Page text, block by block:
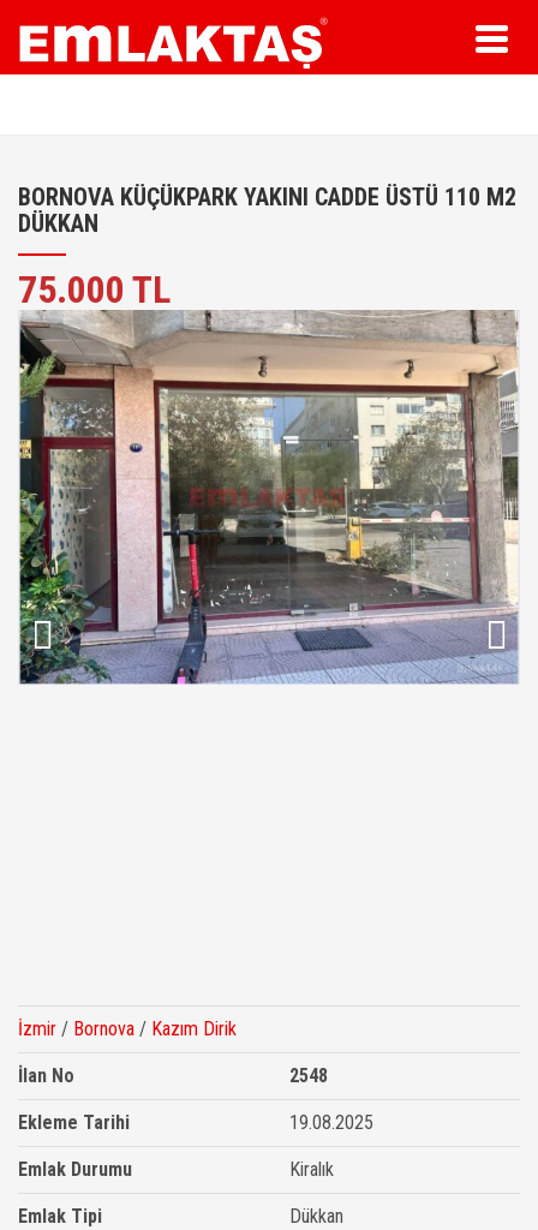
BORNOVA KÜÇÜKPARK YAKINI CADDE ÜSTÜ 110 M2
DÜKKAN
75.000 TL
İzmir / Bornova / Kazım Dirik
İlan No 2548
Ekleme Tarihi 19.08.2025
Emlak Durumu Kiralık
Emlak Tipi Dükkan